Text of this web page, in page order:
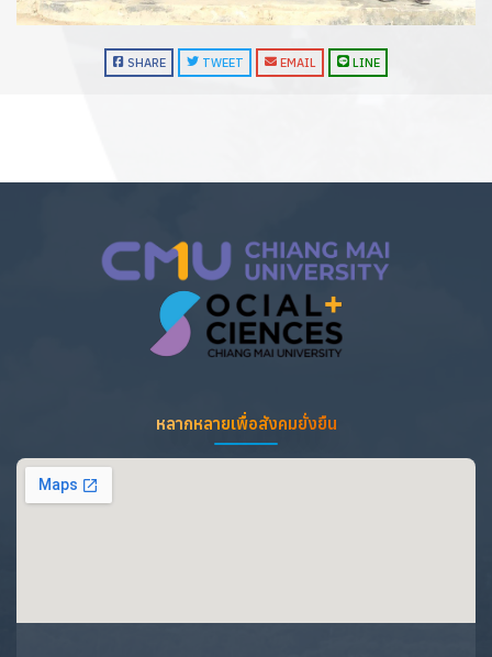
SHARE TWEET EMAIL LINE
หลากหลายเพื่อสังคมยั่งยืน